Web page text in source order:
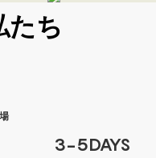
たち
3-5DAYS